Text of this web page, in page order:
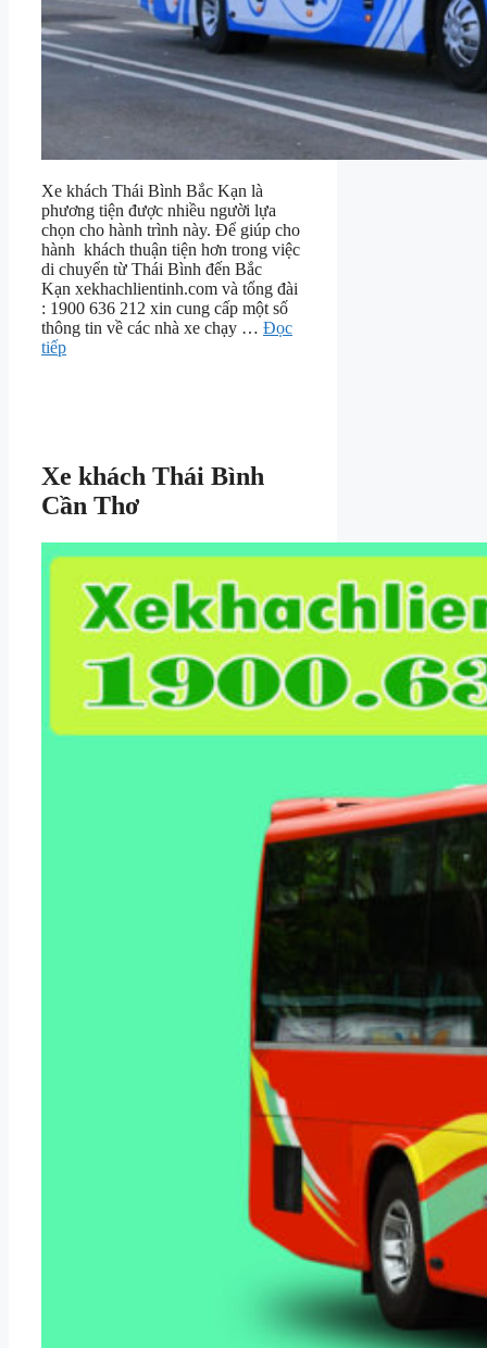
Xe khách Thái Bình Bắc Kạn là
phương tiện được nhiều người lựa
chọn cho hành trình này. Để giúp cho
hành khách thuận tiện hơn trong việc
di chuyển từ Thái Bình đến Bắc
Kạn xekhachlientinh.com và tổng đài
: 1900 636 212 xin cung cấp một số
thông tin về các nhà xe chạy … Đọc
tiếp
Xe khách Thái Bình
Cần Thơ